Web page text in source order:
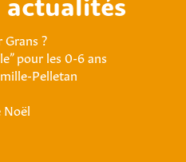
actualités
?
pour les 0-6 ans
Pelletan
Noël